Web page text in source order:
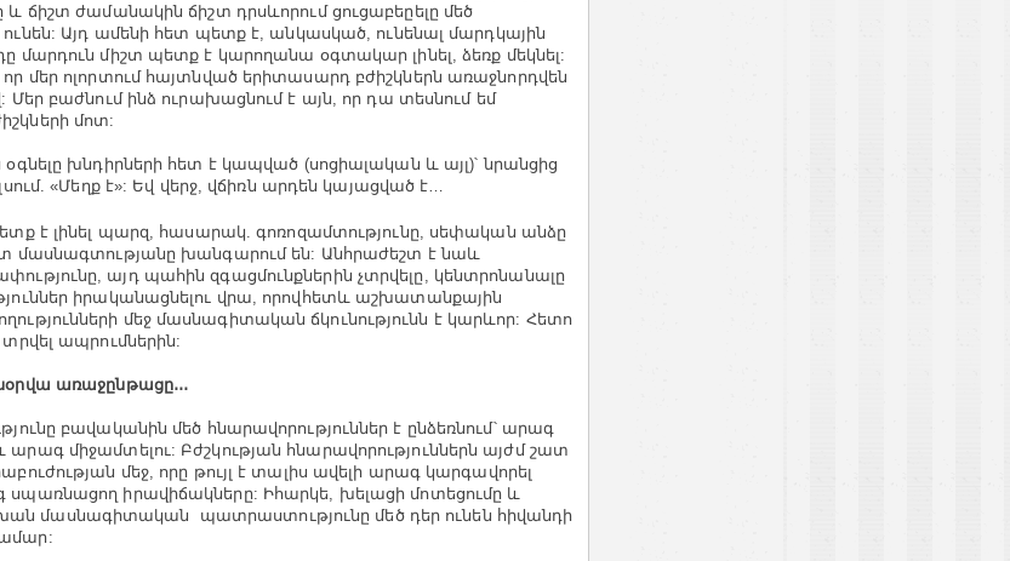
և ճիշտ ժամանակին ճիշտ դրսևորում ցուցաբեըելը մեծ
ունեն: Այդ ամենի հետ պետք է, անկասկած, ունենալ մարդկային
մարդուն միշտ պետք է կարողանա օգտակար լինել, ձեռք մեկնել:
մեր ոլորտում հայտնված երիտասարդ բժիշկներն առաջնորդվեն
Մեր բաժնում ինձ ուրախացնում է այն, որ դա տեսնում եմ
մոտ:
օգնելը խնդիրների հետ է կապված (սոցիալական և այլ)՝ նրանցից
«Մեղք է»: Եվ վերջ, վճիռն արդեն կայացված է…
է լինել պարզ, հասարակ. գոռոզամտությունը, սեփական անձը
մասնագտությանը խանգարում են: Անհրաժեշտ է նաև
այդ պահին զգացմունքներին չտրվելը, կենտրոնանալը
իրականացնելու վրա, որովհետև աշխատանքային
մեջ մասնագիտական ճկունությունն է կարևոր: Հետո
տրվել ապրումներին:
առաջընթացը․․․
բավականին մեծ հնարավորություններ է ընձեռնում՝ արագ
արագ միջամտելու: Բժշկության հնարավորություններն այժմ շատ
մեջ, որը թույլ է տալիս ավելի արագ կարգավորել
սպառնացող իրավիճակները: Իհարկե, խելացի մոտեցումը և
մասնագիտական պատրաստությունը մեծ դեր ունեն հիվանդի